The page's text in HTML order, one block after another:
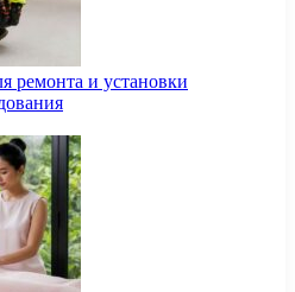
ремонта и установки